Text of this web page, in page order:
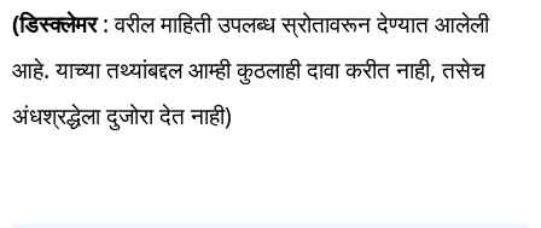
(डिस्क्लेमर: वरील माहिती उपलब्ध स्रोतावरून देण्यात आलेली
आहे. याच्या तथ्यांबद्दल आम्ही कुठलाही दावा करीत नाही, तसेच
अंधश्रद्धेला दुजोरा देत नाही)